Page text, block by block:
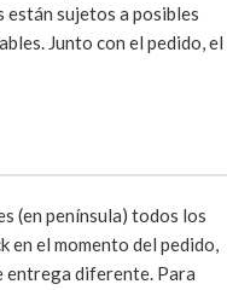
están sujetos a posibles
Junto con el pedido, el
(en península) todos los
en el momento del pedido,
entrega diferente. Para